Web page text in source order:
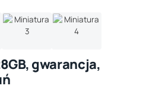
gwarancja,